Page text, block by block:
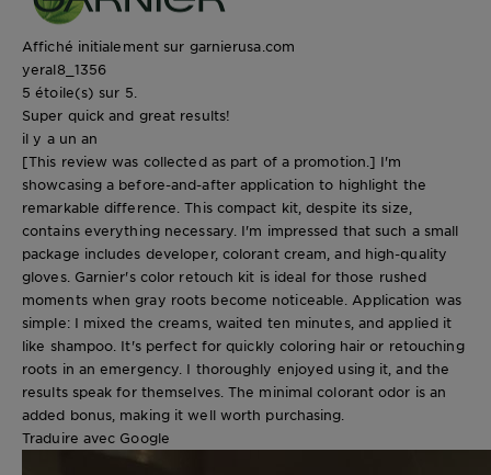
Affiché initialement sur garnierusa.com
yeral8_1356
5 étoile(s) sur 5.
Super quick and great results!
il y a un an
[This review was collected as part of a promotion.] I'm
showcasing a before-and-after application to highlight the
remarkable difference. This compact kit, despite its size,
contains everything necessary. I'm impressed that such a small
package includes developer, colorant cream, and high-quality
gloves. Garnier's color retouch kit is ideal for those rushed
moments when gray roots become noticeable. Application was
simple: I mixed the creams, waited ten minutes, and applied it
like shampoo. It's perfect for quickly coloring hair or retouching
roots in an emergency. I thoroughly enjoyed using it, and the
results speak for themselves. The minimal colorant odor is an
added bonus, making it well worth purchasing.
Traduire avec Google